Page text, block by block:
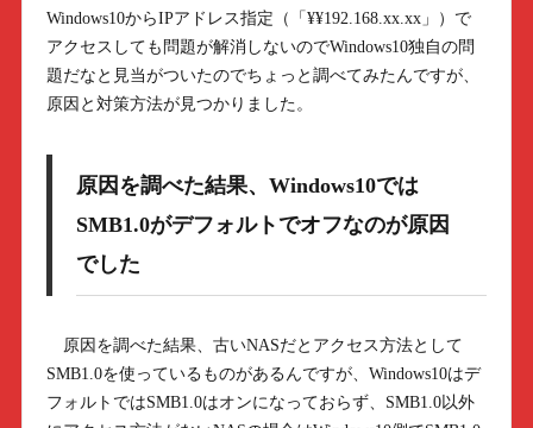
Windows10からIPアドレス指定（「¥¥192.168.xx.xx」）で
アクセスしても問題が解消しないのでWindows10独自の問
題だなと見当がついたのでちょっと調べてみたんですが、
原因と対策方法が見つかりました。
原因を調べた結果、Windows10では
SMB1.0がデフォルトでオフなのが原因
でした
原因を調べた結果、古いNASだとアクセス方法として
SMB1.0を使っているものがあるんですが、Windows10はデ
フォルトではSMB1.0はオンになっておらず、SMB1.0以外